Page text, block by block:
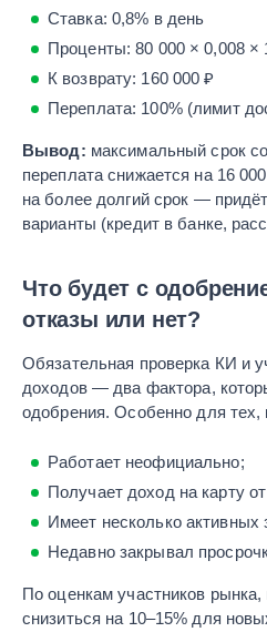
Ставка: 0,8% в день
Проценты: 80 000 × 0,008 ×
К возврату: 160 000 ₽
Переплата: 100% (лимит
Вывод: максимальный срок
переплата снижается на 16
на более долгий срок —
варианты (кредит в банке,
Что будет с
отказы или нет?
Обязательная проверка КИ и
доходов — два фактора,
одобрения. Особенно для тех,
Работает неофициально;
Получает доход на карту
Имеет несколько
Недавно закрывал
По оценкам участников
снизиться на 10–15% для